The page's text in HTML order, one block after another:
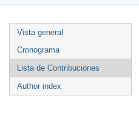
Vista general
Cronograma
Lista de Contribuciones
Author index